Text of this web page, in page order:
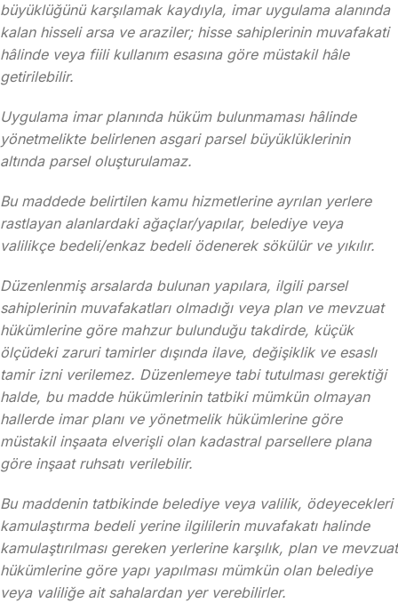
büyüklüğünü karşılamak kaydıyla, imar uygulama alanında
kalan hisseli arsa ve araziler; hisse sahiplerinin muvafakati
hâlinde veya fiili kullanım esasına göre müstakil hâle
getirilebilir.
Uygulama imar planında hüküm bulunmaması hâlinde
yönetmelikte belirlenen asgari parsel büyüklüklerinin
altında parsel oluşturulamaz.
Bu maddede belirtilen kamu hizmetlerine ayrılan yerlere
rastlayan alanlardaki ağaçlar/yapılar, belediye veya
valilikçe bedeli/enkaz bedeli ödenerek sökülür ve yıkılır.
Düzenlenmiş arsalarda bulunan yapılara, ilgili parsel
sahiplerinin muvafakatları olmadığı veya plan ve mevzuat
hükümlerine göre mahzur bulunduğu takdirde, küçük
ölçüdeki zaruri tamirler dışında ilave, değişiklik ve esaslı
tamir izni verilemez. Düzenlemeye tabi tutulması gerektiği
halde, bu madde hükümlerinin tatbiki mümkün olmayan
hallerde imar planı ve yönetmelik hükümlerine göre
müstakil inşaata elverişli olan kadastral parsellere plana
göre inşaat ruhsatı verilebilir.
Bu maddenin tatbikinde belediye veya valilik, ödeyecekleri
kamulaştırma bedeli yerine ilgililerin muvafakatı halinde
kamulaştırılması gereken yerlerine karşılık, plan ve mevzuat
hükümlerine göre yapı yapılması mümkün olan belediye
veya valiliğe ait sahalardan yer verebilirler.